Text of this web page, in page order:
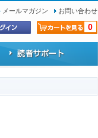
メールマガジン お問い合わせ
0